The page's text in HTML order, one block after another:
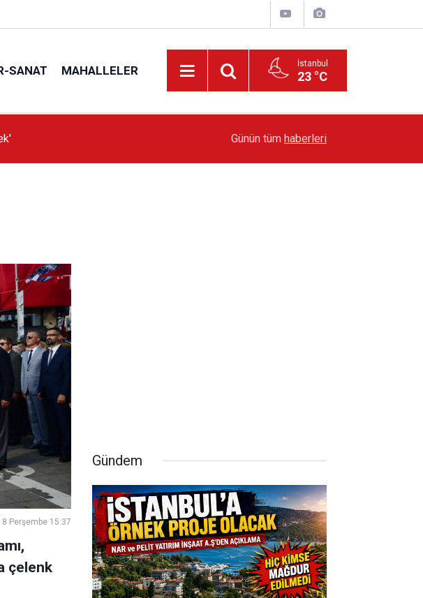
SANAT MAHALLELER İstanbul
23 °C
Sarıyer’de Edebiyat Rüzgârı Esecek
Günün tüm haberleri
Perşembe 15:37
çelenk
Gündem